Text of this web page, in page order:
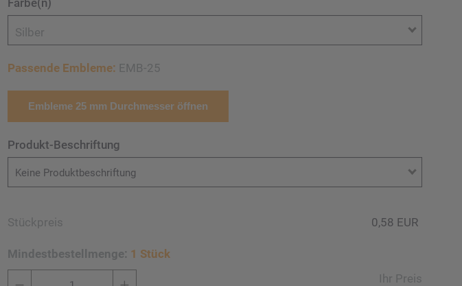
Farbe(n)
Silber
Passende Embleme: EMB-25
Embleme 25 mm Durchmesser öffnen
Produkt-Beschriftung
Keine Produktbeschriftung
Stückpreis 0,58 EUR
Mindestbestellmenge: 1 Stück
Ihr Preis